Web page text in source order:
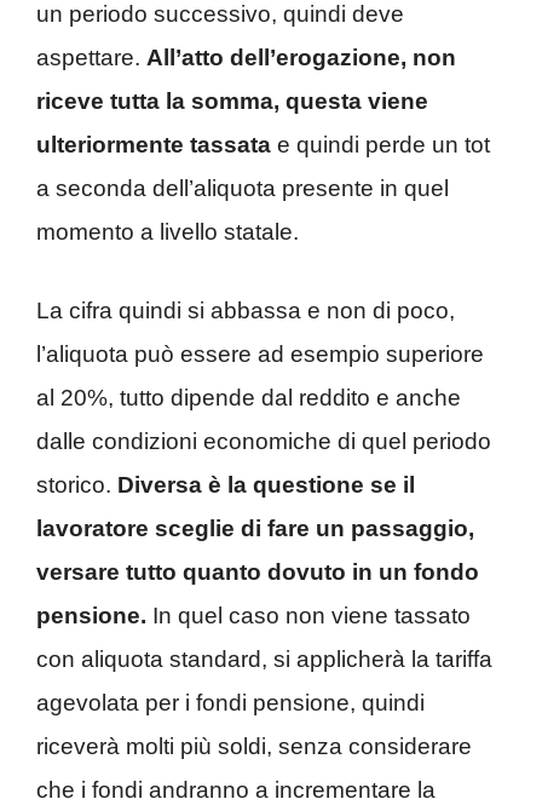
un periodo successivo, quindi deve
aspettare. All’atto dell’erogazione, non
riceve tutta la somma, questa viene
ulteriormente tassata e quindi perde un tot
a seconda dell’aliquota presente in quel
momento a livello statale.
La cifra quindi si abbassa e non di poco,
l’aliquota può essere ad esempio superiore
al 20%, tutto dipende dal reddito e anche
dalle condizioni economiche di quel periodo
storico. Diversa è la questione se il
lavoratore sceglie di fare un passaggio,
versare tutto quanto dovuto in un fondo
pensione. In quel caso non viene tassato
con aliquota standard, si applicherà la tariffa
agevolata per i fondi pensione, quindi
riceverà molti più soldi, senza considerare
che i fondi andranno a incrementare la